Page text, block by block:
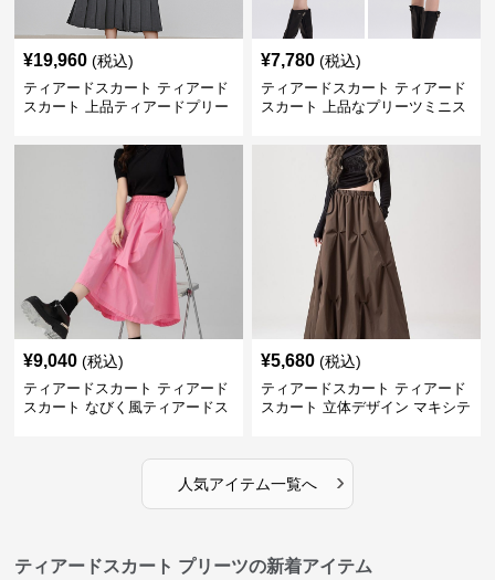
¥19,960 (税込)
ティアードスカート ティアード
スカート 上品ティアードプリー
¥7,780 (税込)
ティアードスカート ティアード
スカート 上品なプリーツミニス
¥9,040 (税込)
ティアードスカート ティアード
スカート なびく風ティアードス
¥5,680 (税込)
ティアードスカート ティアード
スカート 立体デザイン マキシテ
人気アイテム一覧へ ›
ティアードスカート プリーツの新着アイテム